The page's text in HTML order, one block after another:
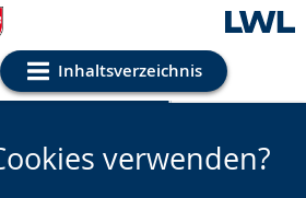
Inhaltsverzeichnis
Einstellungen
verwenden?